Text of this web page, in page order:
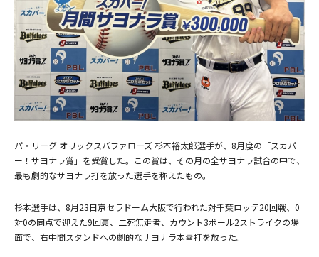
パ・リーグ オリックスバファローズ 杉本裕太郎選手が、8月度の「スカパ
ー！サヨナラ賞」を受賞した。この賞は、その月の全サヨナラ試合の中で、
最も劇的なサヨナラ打を放った選手を称えたもの。
杉本選手は、8月23日京セラドーム大阪で行われた対千葉ロッテ20回戦、0
対0の同点で迎えた9回裏、二死無走者、カウント3ボール2ストライクの場
面で、右中間スタンドへの劇的なサヨナラ本塁打を放った。